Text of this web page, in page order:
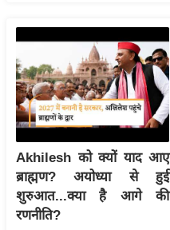
ज्ञ
य
ब
ज
खे
ल
क्रि
Akhilesh को क्यों याद आए
ब्राह्मण? अयोध्या से हुई
शुरुआत...क्या है आगे की
रणनीति?